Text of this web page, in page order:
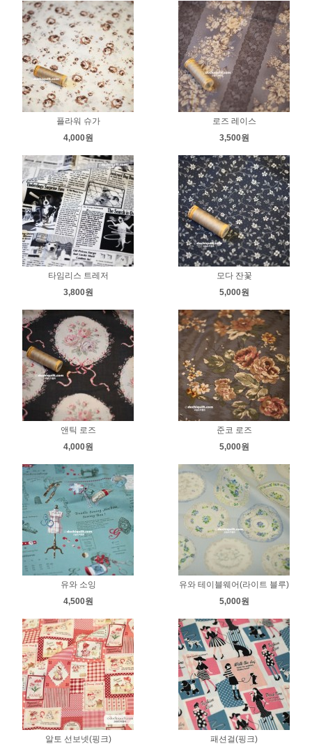
플라워 슈가
4,000원
로즈 레이스
3,500원
타임리스 트레저
3,800원
모다 잔꽃
5,000원
앤틱 로즈
4,000원
준코 로즈
5,000원
유와 소잉
4,500원
유와 테이블웨어(라이트 블루)
5,000원
알토 선보넷(핑크)
패션걸(핑크)